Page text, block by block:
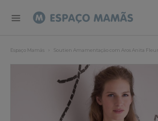
Espaço Mamãs Soutien Amamentação com Aros Anita Fleur